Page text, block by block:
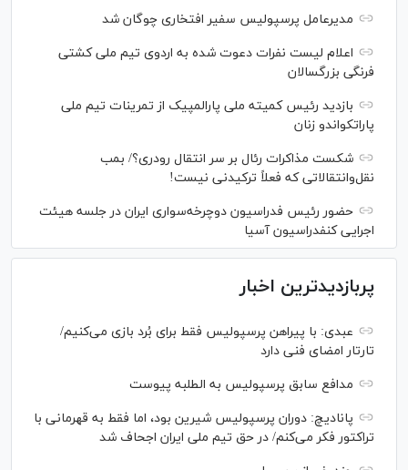
مدیرعامل پرسپولیس سفیر افتخاری چوگان شد
اعلام لیست نفرات دعوت شده به اردوی تیم ملی کشتی
فرنگی بزرگسالان
بازدید رئیس کمیته ملی پارالمپیک از تمرینات تیم ملی
پاراتکواندو زنان
شکست مذاکرات رئال بر سر انتقال رودری؟/ بمب
نقل‌وانتقالاتی که فعلاً ترکیدنی نیست!
حضور رئیس فدراسیون دوچرخه‌سواری ایران در جلسه هیئت
اجرایی کنفدراسیون آسیا
پربازدیدترین اخبار
عبدی: با پیراهن پرسپولیس فقط برای بُرد بازی می‌کنیم/
تارتار امضای فنی دارد
مدافع سابق پرسپولیس به الطلبه پیوست
پانادیچ: دوران پرسپولیس شیرین بود، اما فقط به قهرمانی با
تراکتور فکر می‌کنم/ در حق تیم ملی ایران اجحاف شد